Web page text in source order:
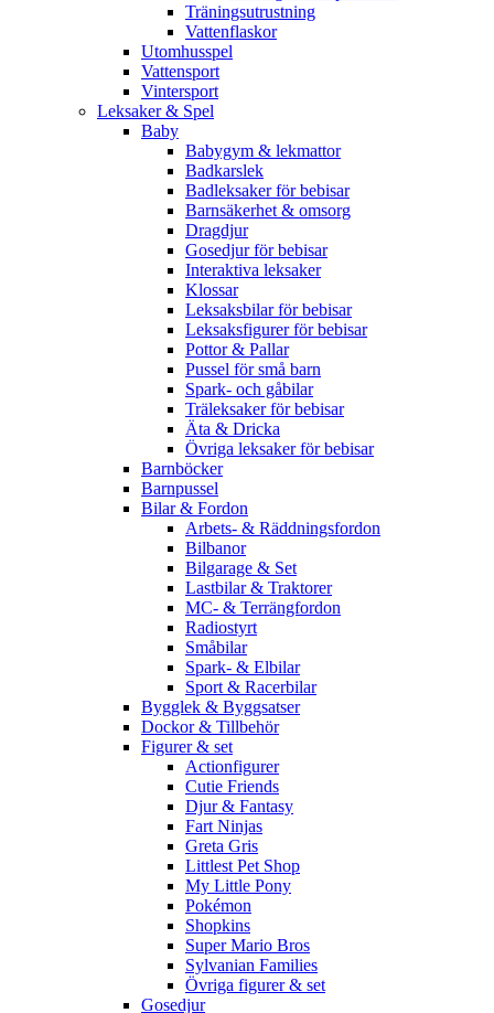
Träningsutrustning
Vattenflaskor
Utomhusspel
Vattensport
Vintersport
Leksaker & Spel
Baby
Babygym & lekmattor
Badkarslek
Badleksaker för bebisar
Barnsäkerhet & omsorg
Dragdjur
Gosedjur för bebisar
Interaktiva leksaker
Klossar
Leksaksbilar för bebisar
Leksaksfigurer för bebisar
Pottor & Pallar
Pussel för små barn
Spark- och gåbilar
Träleksaker för bebisar
Äta & Dricka
Övriga leksaker för bebisar
Barnböcker
Barnpussel
Bilar & Fordon
Arbets- & Räddningsfordon
Bilbanor
Bilgarage & Set
Lastbilar & Traktorer
MC- & Terrängfordon
Radiostyrt
Småbilar
Spark- & Elbilar
Sport & Racerbilar
Bygglek & Byggsatser
Dockor & Tillbehör
Figurer & set
Actionfigurer
Cutie Friends
Djur & Fantasy
Fart Ninjas
Greta Gris
Littlest Pet Shop
My Little Pony
Pokémon
Shopkins
Super Mario Bros
Sylvanian Families
Övriga figurer & set
Gosedjur